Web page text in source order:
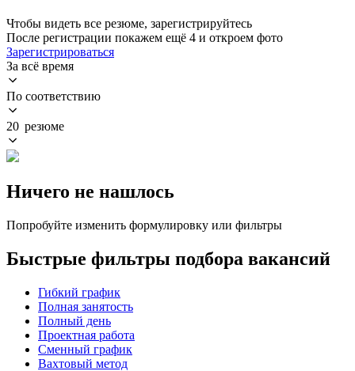
Чтобы видеть все резюме, зарегистрируйтесь
После регистрации покажем ещё 4 и откроем фото
Зарегистрироваться
За всё время
По соответствию
20 резюме
Ничего не нашлось
Попробуйте изменить формулировку или фильтры
Быстрые фильтры подбора вакансий
Гибкий график
Полная занятость
Полный день
Проектная работа
Сменный график
Вахтовый метод